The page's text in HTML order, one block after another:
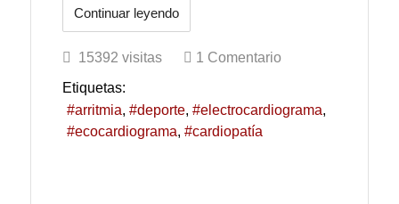
Continuar leyendo
15392 visitas
1 Comentario
Etiquetas:
arritmia
deporte
electrocardiograma
ecocardiograma
cardiopatía